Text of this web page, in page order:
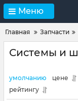
Меню
Главная Запчасти
Системы и
умолчанию цене
рейтингу